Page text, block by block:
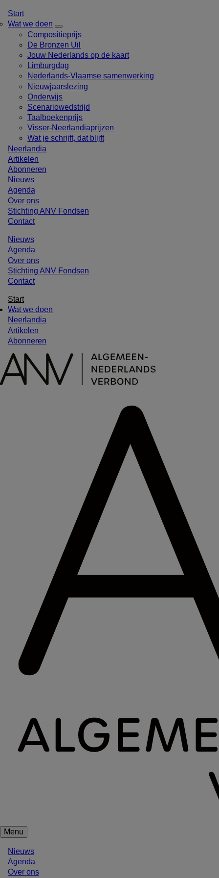
Overslaan
en
naar
inhoud
Mobiel
menu
Start
Wat we doen
Toon
submenu
voor
Wat
we
doen
Compositieprijs
De Bronzen Uil
Jouw Nederlands op de kaart
Limburgdag
Nederlands-Vlaamse samenwerking
Nieuwjaarslezing
Onderwijs
Scenariowedstrijd
Taalboekenprijs
Visser-Neerlandiaprijzen
Wat je schrijft, dat blijft
Neerlandia
Artikelen
Abonneren
Nieuws
Agenda
Over ons
Stichting ANV Fondsen
Contact
Meta
menu
Nieuws
Agenda
Over ons
Stichting ANV Fondsen
Contact
Hoofdnavigatie
Start
Wat we doen
Neerlandia
Artikelen
Abonneren
Menu
Meta
menu
Nieuws
Agenda
Over ons